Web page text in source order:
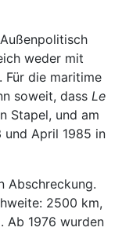
weder mit
Für die maritime
soweit, dass Le
Stapel, und am
und April 1985 in
Abschreckung.
2500 km,
Ab 1976 wurden